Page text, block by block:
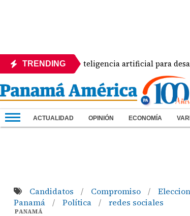
TRENDING
a curso de inteligencia artificial para
ACTUALIDAD OPINIÓN ECONOMÍA
Candidatos / Compromiso /
Panamá / Política / redes sociales
PANAMÁ